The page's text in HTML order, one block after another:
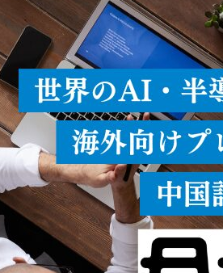
遠距離まで届く
[…]